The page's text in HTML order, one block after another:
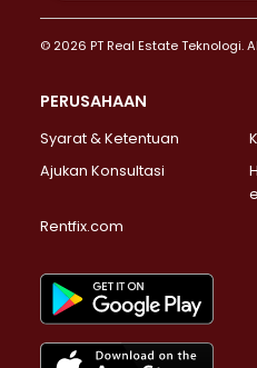
© 2026 PT Real Estate Teknologi.
PERUSAHAAN
Syarat & Ketentuan
Ajukan Konsultasi
Rentfix.com